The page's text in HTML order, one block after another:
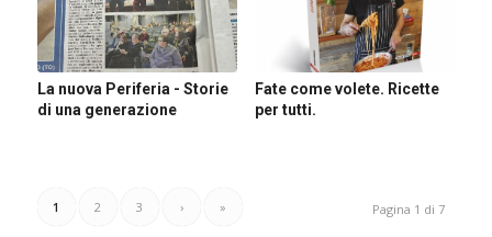
La nuova Periferia - Storie
di una generazione
Fate come volete. Ricette
per tutti.
Pagina 1 di 7
1 2 3 › »